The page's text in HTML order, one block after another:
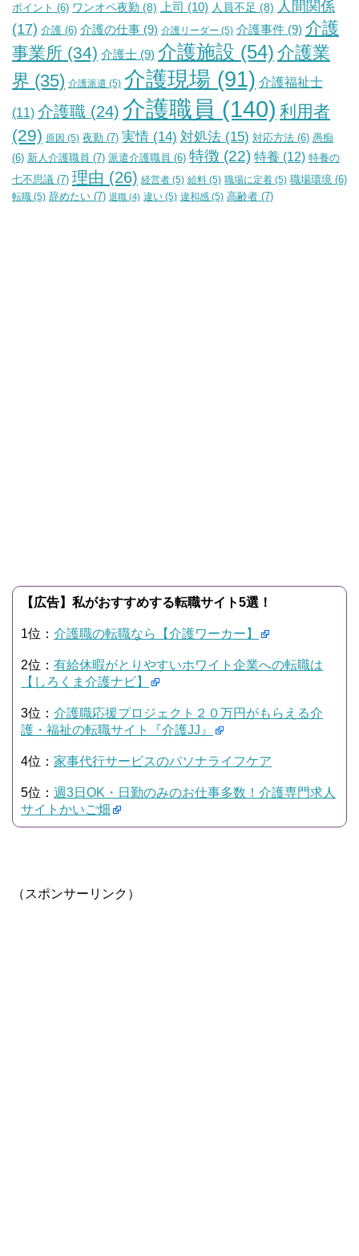
ポイント (6) ワンオペ夜勤 (8) 上司 (10) 人員不足 (8) 人間関係
(17) 介護 (6) 介護の仕事 (9) 介護リーダー (5) 介護事件 (9) 介護
事業所 (34) 介護士 (9) 介護施設 (54) 介護業
界 (35) 介護派遣 (5) 介護現場 (91) 介護福祉士
(11) 介護職 (24) 介護職員 (140) 利用者
(29) 原因 (5) 夜勤 (7) 実情 (14) 対処法 (15) 対応方法 (6) 愚痴
(6) 新人介護職員 (7) 派遣介護職員 (6) 特徴 (22) 特養 (12) 特養の
七不思議 (7) 理由 (26) 経営者 (5) 給料 (5) 職場に定着 (5) 職場環境 (6)
転職 (5) 辞めたい (7) 退職 (4) 違い (5) 違和感 (5) 高齢者 (7)
【広告】私がおすすめする転職サイト5選！
1位： 介護職の転職なら【介護ワーカー】
2位： 有給休暇がとりやすいホワイト企業への転職は
【しろくま介護ナビ】
3位： 介護職応援プロジェクト２０万円がもらえる介
護・福祉の転職サイト『介護JJ』
4位： 家事代行サービスのパソナライフケア
5位： 週3日OK・日勤のみのお仕事多数！介護専門求人
サイトかいご畑
（スポンサーリンク）